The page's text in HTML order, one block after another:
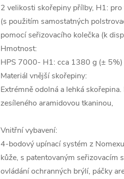
2 velikosti skořepiny přílby, H1:
(s použitím samostatných
pomocí seřizovacího kolečka (k
Hmotnost:
HPS 7000- H1: cca 1380 g (± 5%)
Materiál vnější skořepiny:
Extrémně odolná a lehká
zesíleného aramidovou tkaninou,
Vnitřní vybavení:
4-bodový upínací systém z
kůže, s patentovaným seřizovacím
ovládání ochranných brýlí, páčky